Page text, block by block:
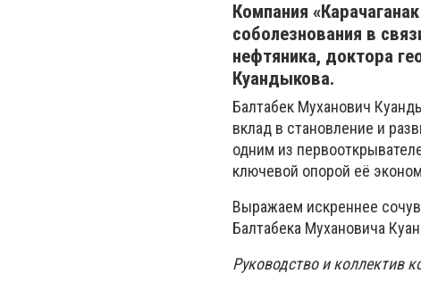
Компания
соболезнования в
нефтяника, доктора
Куандыкова.
Балтабек Муханович
вклад в становление и
одним из
ключевой опорой её
Выражаем искреннее
Балтабека Мухановича
Руководство и коллектив